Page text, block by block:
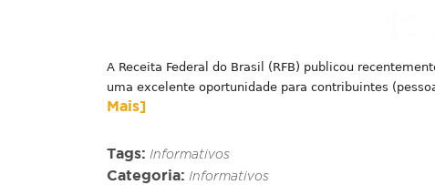
A Receita Federal do Brasil (RFB) publicou
uma excelente oportunidade para contribuintes
Mais]
Tags: Informativos
Categoria: Informativos